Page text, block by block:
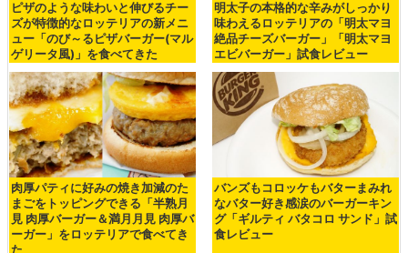
ピザのような味わいと伸びるチー
ズが特徴的なロッテリアの新メニ
ュー「のび～るピザバーガー(マル
ゲリータ風)」を食べてきた
明太子の本格的な辛みがしっかり
味わえるロッテリアの「明太マヨ
絶品チーズバーガー」「明太マヨ
エビバーガー」試食レビュー
肉厚パティに好みの焼き加減のた
まごをトッピングできる「半熟月
見 肉厚バーガー＆満月月見 肉厚バ
ーガー」をロッテリアで食べてき
た
バンズもコロッケもバターまみれ
なバター好き感涙のバーガーキン
グ「ギルティ バタコロ サンド」試
食レビュー